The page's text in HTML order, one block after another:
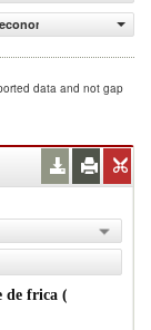
as en
data and not gap
Mercader as importadas desde econom as en